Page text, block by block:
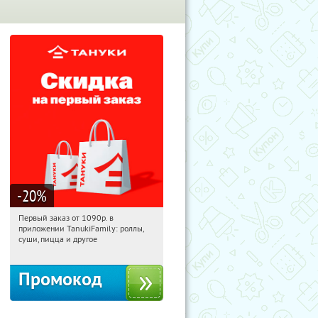
-20%
10:23:40 Получили:
Россия
Первый заказ от 1090р. в
приложении TanukiFamily: роллы,
суши, пицца и другое
Промокод